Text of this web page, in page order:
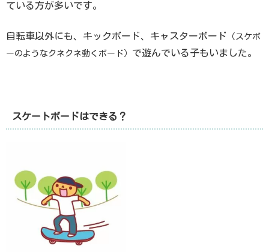
ている方が多いです。
自転車以外にも、キックボード、キャスターボード
（スケボ
ーのようなクネクネ動くボード） で遊んでいる子もいました。
スケートボードはできる？